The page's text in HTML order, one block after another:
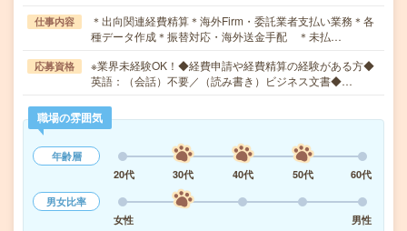
仕事内容
＊出向関連経費精算＊海外Firm・委託業者支払い業務＊各
種データ作成＊振替対応・海外送金手配 ＊未払…
応募資格
※業界未経験OK！◆経費申請や経費精算の経験がある方◆
英語：（会話）不要／（読み書き）ビジネス文書◆…
職場の雰囲気
年齢層
20代
30代 40代 50代
60代
男女比率
女性
男性